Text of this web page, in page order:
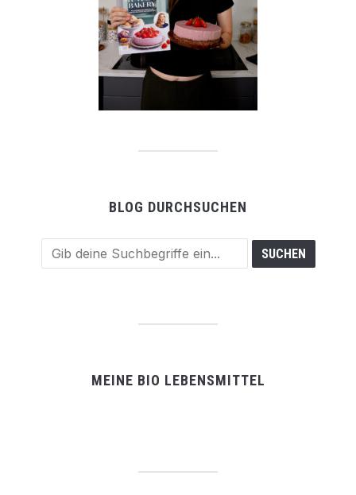
BLOG DURCHSUCHEN
MEINE BIO LEBENSMITTEL